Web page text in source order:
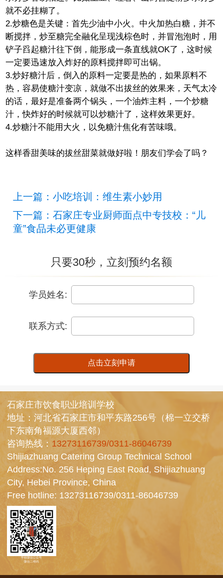
就不必挂糊了。
2.炒糖色是关键：首先少油中小火。中火加热白糖，并不
断搅拌，炒至糖完全融化呈现浅棕色时，并冒泡泡时，用
铲子舀起糖汁往下倒，能形成一条直线就OK了，这时候
一定要迅速放入炸好的原料搅拌即可出锅。
3.炒好糖汁后，倒入的原料一定要是热的，如果原料不
热，容易使糖汁变凉，就做不出拔丝的效果来，天气太冷
的话，最好是准备两个锅头，一个油炸主料，一个炒糖
汁，快炸好的时候就可以炒糖汁了，这样效果更好。
4.炒糖汁不能用大火，以免糖汁焦化有苦味哦。
这样香甜美味的拔丝甜菜就做好啦！朋友们学会了吗？
上一篇：小吃培训：维生素小妙用
下一篇：石家庄专业厨师面点中专技校：“儿
童”食品未必更健康
只要30秒，立刻预约名额
学员姓名:
联系方式:
点击立刻申请
石家庄市饮食职业培训学校
地址：河北省石家庄市和平东路256号（棉一立交桥
下东南角福源大厦西邻）
咨询热线： 13273116739/0311-86046739
Shijiazhuang Catering Group Technical School
Address:No. 256 Heping East Road, Shijiazhuang
City, Hebei Province, China
Free hotline: 13273116739/0311-86046739
学校微信公众号
微信二维码